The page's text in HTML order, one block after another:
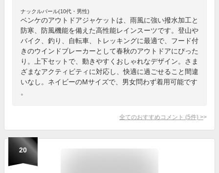
ナックルバール(10代・男性)
ベンケのアウトドアジャケットは、雨風に強い撥水加工と
防寒、防風機能を備えた高性能レインスーツです。登山や
バイク、釣り、自転車、トレッキングに最適で、フード付
きのウインドブレーカーとして春秋のアウトドアにぴった
り。上下セットで、動きやすくおしゃれなデザイン。さま
ざまなアクティビティに対応し、快適に過ごせること間違
いなし。ネイビーのMサイズで、男女問わず着用可能です
。
全てのおすすめコメント (5件) >
20